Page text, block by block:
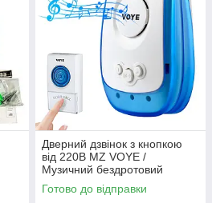
Дверний дзвінок з кнопкою
від 220В MZ VOYE /
Музичний бездротовий
дзвінок / Дзвінок на двері /
Дзвінок дверний
Готово до відправки